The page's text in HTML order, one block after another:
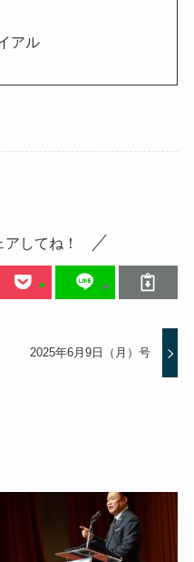
アル
してね！
2025年6月9日（月）号